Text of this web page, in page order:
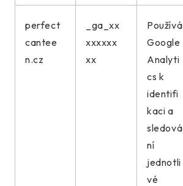
perfect
cantee
n.cz
_ga_xx
xxxxxx
xx
Používá
Google
Analyti
cs k
identifi
kaci a
sledová
ní
jednotli
vé